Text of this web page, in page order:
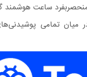
ساعت هوشمند
تمامی